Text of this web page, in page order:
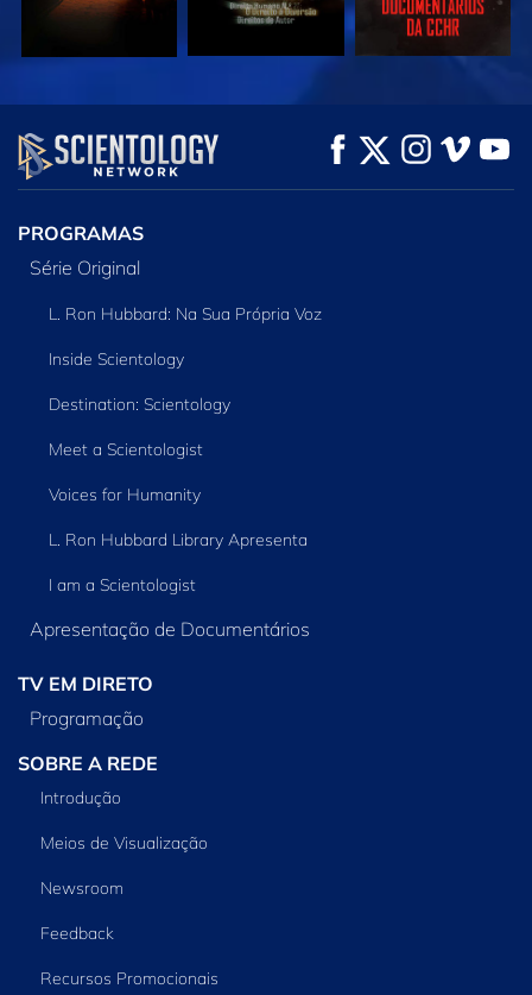
VEJA EXPLORE A SÉRIE
PROGRAMAS
Série Original
L. Ron Hubbard: Na Sua Própria Voz
Inside Scientology
Destination: Scientology
Meet a Scientologist
Voices for Humanity
L. Ron Hubbard Library Apresenta
I am a Scientologist
Apresentação de Documentários
TV EM DIRETO
Programação
SOBRE A REDE
Introdução
Meios de Visualização
Newsroom
Feedback
Recursos Promocionais